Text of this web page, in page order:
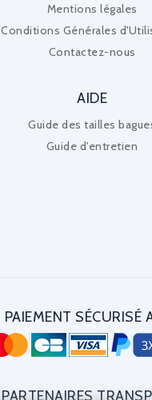
Mentions légales
Conditions Générales
Contactez-nous
AIDE
Guide des tailles
Guide d'entretien
PAIEMENT SÉCURISÉ
PARTENAIRES